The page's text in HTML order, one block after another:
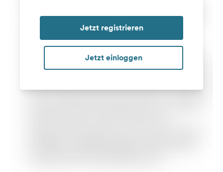
Jetzt registrieren
Jetzt einloggen